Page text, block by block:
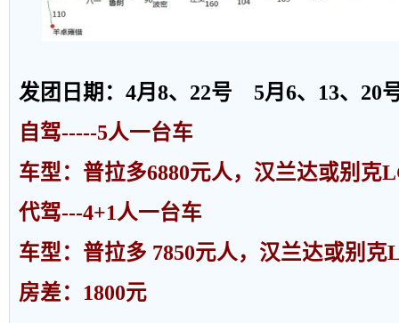
发团日期： 4月 8、 22号 5月 6、 13、 20
自驾-----5人一台车
车型：普拉多6880元人，汉兰达或别克
代驾---4+1人一台车
车型：普拉多 7850元人，汉兰达或别克
房差： 1800元